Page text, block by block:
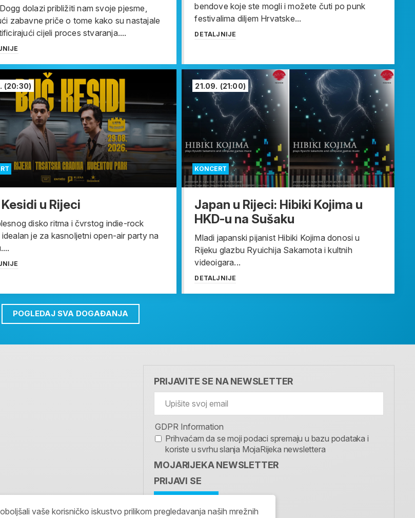
dolazi približiti nam svoje pjesme,
zabavne priče o tome kako su nastajale
cijeli proces stvaranja....
bendove koje ste mogli i možete čuti po punk
festivalima diljem Hrvatske...
DETALJNIJE
(20:30)
u Rijeci
disko ritma i čvrstog indie-rock
je za kasnoljetni open-air party na
KONCERT
21.09. (21:00)
Japan u Rijeci: Hibiki Kojima u
HKD-u na Sušaku
Mladi japanski pijanist Hibiki Kojima donosi u
Rijeku glazbu Ryuichija Sakamota i kultnih
videoigara...
DETALJNIJE
POGLEDAJ SVA DOGAĐANJA
PRIJAVITE SE NA NEWSLETTER
GDPR Information
Prihvaćam da se moji podaci spremaju u bazu podataka i
koriste u svrhu slanja MojaRijeka newslettera
MOJARIJEKA NEWSLETTER
PRIJAVI SE
vaše korisničko iskustvo prilikom pregledavanja naših mrežnih